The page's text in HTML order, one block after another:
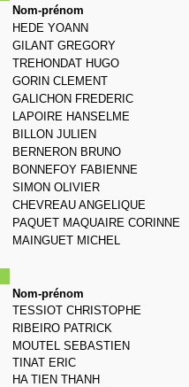
Nom-prénom
HEDE YOANN
GILANT GREGORY
TREHONDAT HUGO
GORIN CLEMENT
GALICHON FREDERIC
LAPOIRE HANSELME
BILLON JULIEN
BERNERON BRUNO
BONNEFOY FABIENNE
SIMON OLIVIER
CHEVREAU ANGELIQUE
PAQUET MAQUAIRE CORINNE
MAINGUET MICHEL
Nom-prénom
TESSIOT CHRISTOPHE
RIBEIRO PATRICK
MOUTEL SEBASTIEN
TINAT ERIC
HA TIEN THANH